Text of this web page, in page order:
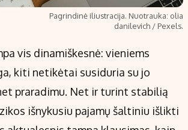
Pagrindinė iliustracija. Nuotrauka: olia
danilevich / Pexels.
vis dinamiškesnė: vieniems
kiti netikėtai susiduria su jo
praradimu. Net ir turint stabilią
išnykusiu pajamų šaltiniu išlikti